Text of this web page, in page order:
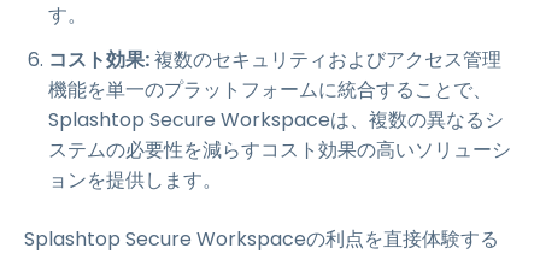
す。
コスト効果:複数のセキュリティおよびアクセス管理
機能を単一のプラットフォームに統合することで、
Splashtop Secure Workspaceは、複数の異なるシ
ステムの必要性を減らすコスト効果の高いソリューシ
ョンを提供します。
Splashtop Secure Workspaceの利点を直接体験する